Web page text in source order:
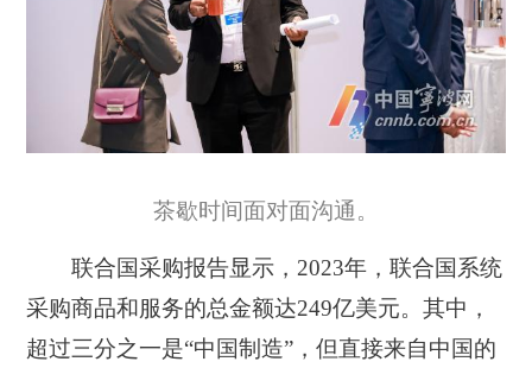
茶歇时间面对面沟通。
联合国采购报告显示，2023年，联合国系统
采购商品和服务的总金额达249亿美元。其中，
超过三分之一是“中国制造”，但直接来自中国的